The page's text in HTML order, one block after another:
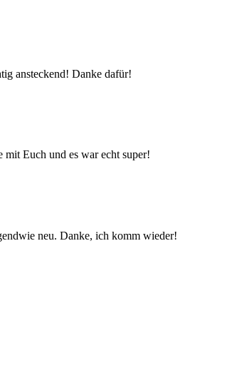
ansteckend! Danke dafür!
Euch und es war echt super!
neu. Danke, ich komm wieder!